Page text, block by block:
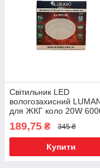
Світильник LED
вологозахисний
для ЖКГ коло 20W
IP54 LU-WR-20C
мм)
189,75 ₴ 345 ₴
Купити